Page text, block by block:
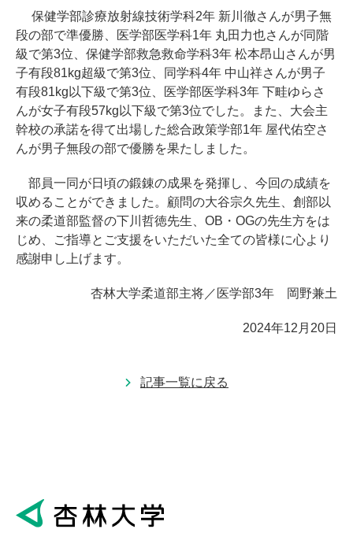
保健学部診療放射線技術学科2年 新川徹さんが男子無
段の部で準優勝、医学部医学科1年 丸田力也さんが同階
級で第3位、保健学部救急救命学科3年 松本昂山さんが男
子有段81kg超級で第3位、同学科4年 中山祥さんが男子
有段81kg以下級で第3位、医学部医学科3年 下畦ゆらさ
んが女子有段57kg以下級で第3位でした。また、大会主
幹校の承諾を得て出場した総合政策学部1年 屋代佑空さ
んが男子無段の部で優勝を果たしました。
部員一同が日頃の鍛錬の成果を発揮し、今回の成績を
収めることができました。顧問の大谷宗久先生、創部以
来の柔道部監督の下川哲徳先生、OB・OGの先生方をは
じめ、ご指導とご支援をいただいた全ての皆様に心より
感謝申し上げます。
杏林大学柔道部主将／医学部3年 岡野兼土
2024年12月20日
記事一覧に戻る